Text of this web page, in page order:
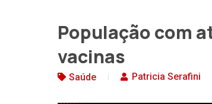
População com
vacinas
Saúde Patricia Serafini